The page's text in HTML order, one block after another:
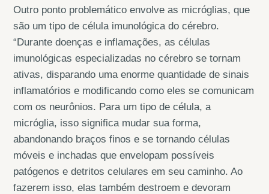
Outro ponto problemático envolve as micróglias, que
são um tipo de célula imunológica do cérebro.
“Durante doenças e inflamações, as células
imunológicas especializadas no cérebro se tornam
ativas, disparando uma enorme quantidade de sinais
inflamatórios e modificando como eles se comunicam
com os neurônios. Para um tipo de célula, a
micróglia, isso significa mudar sua forma,
abandonando braços finos e se tornando células
móveis e inchadas que envelopam possíveis
patógenos e detritos celulares em seu caminho. Ao
fazerem isso, elas também destroem e devoram